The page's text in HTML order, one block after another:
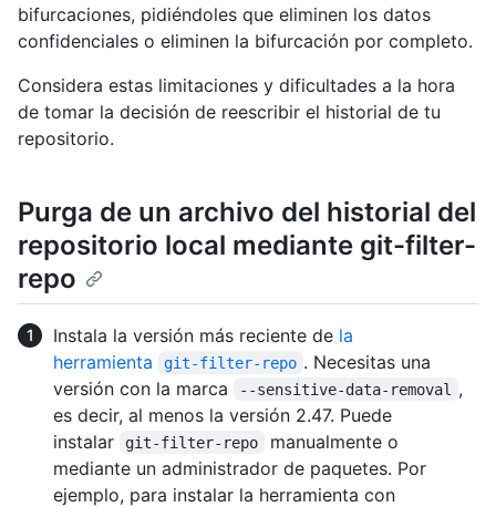
bifurcaciones, pidiéndoles que eliminen los datos
confidenciales o eliminen la bifurcación por completo.
Considera estas limitaciones y dificultades a la hora
de tomar la decisión de reescribir el historial de tu
repositorio.
Purga de un archivo del historial del
repositorio local mediante git-filter-
repo
Instala la versión más reciente de la
herramienta
git-filter-repo . Necesitas una
versión con la marca
--sensitive-data-removal
,
es decir, al menos la versión 2.47. Puede
instalar
git-filter-repo
manualmente o
mediante un administrador de paquetes. Por
ejemplo, para instalar la herramienta con